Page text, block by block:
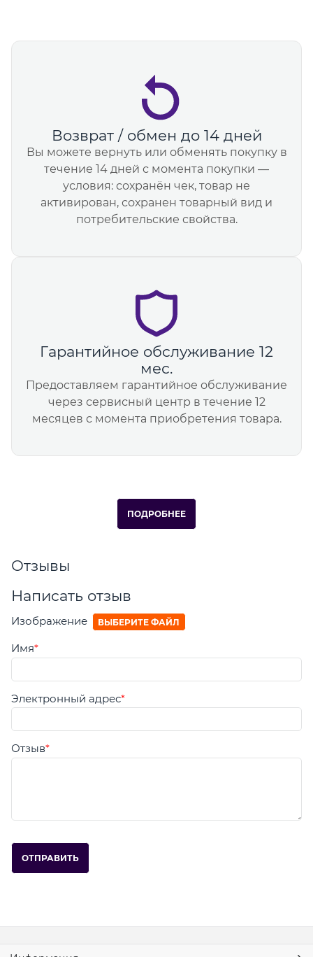
Возврат / обмен до 14 дней
Вы можете вернуть или обменять покупку в
течение 14 дней с момента покупки —
условия: сохранён чек, товар не
активирован, сохранен товарный вид и
потребительские свойства.
Гарантийное обслуживание 12
мес.
Предоставляем гарантийное обслуживание
через сервисный центр в течение 12
месяцев с момента приобретения товара.
ПОДРОБНЕЕ
Отзывы
Написать отзыв
Изображение ВЫБЕРИТЕ ФАЙЛ
Имя
Электронный адрес
Отзыв